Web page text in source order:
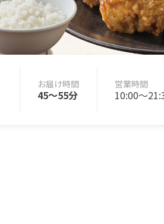
お届け時間
45〜55分
営業時間
10:00〜